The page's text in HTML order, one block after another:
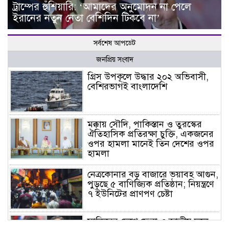
ট্রাম্পের হুঁশিয়ারি: ‘আমাদের অনুমোদন না পেলে
ইরানের নতুন নেতা বেশিদিন টিকবে না’
সর্বশেষ আপডেট
জনপ্রিয় সংবাদ
গ্রিস উপকূলে উদ্ধার ২০২ অভিবাসী,
বেশিরভাগই বাংলাদেশি
মক্কায় সৌদি, পাকিস্তান ও তুরস্কের
ঐতিহাসিক প্রতিরক্ষা চুক্তি, একজনের
ওপর হামলা মানেই তিন দেশের ওপর
হামলা
নেত্রকোনার বড় বাজারে ভয়াবহ আগুন,
পুড়ছে ৫ বাণিজ্যিক প্রতিষ্ঠান; নিয়ন্ত্রণে
৭ ইউনিটের প্রাণপণ চেষ্টা
সাকিবের দেশে ফেরা ও জাতীয় দলে